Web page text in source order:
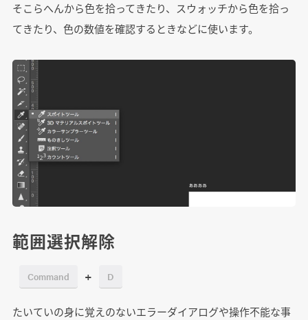
そこらへんから色を拾ってきたり、スウォッチから色を拾っ
てきたり、色の数値を確認するときなどに使います。
範囲選択解除
Command + D
たいていの身に覚えのないエラーダイアログや操作不能な事